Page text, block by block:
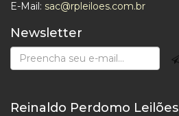
E-Mail: sac@rpleiloes.com.br
Newsletter
Reinaldo Perdomo Leilões